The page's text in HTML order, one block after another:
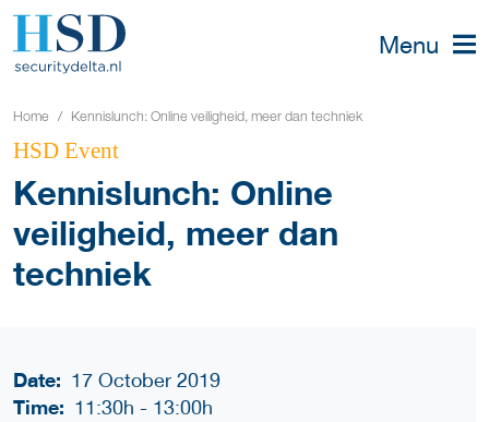
Menu
Home Kennislunch: Online veiligheid, meer dan techniek
HSD Event
Kennislunch: Online
veiligheid, meer dan
techniek
Date: 17 October 2019
Time: 11:30h- 13:00h